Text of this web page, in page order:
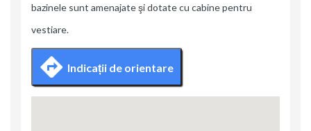
bazinele sunt amenajate şi dotate cu cabine pentru
vestiare.
Indicații de orientare